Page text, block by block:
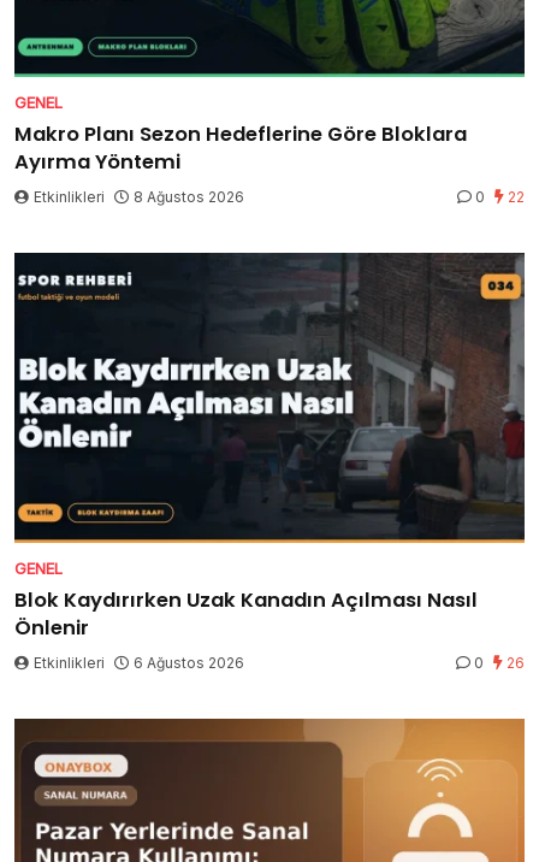
GENEL
Makro Planı Sezon Hedeflerine Göre Bloklara
Ayırma Yöntemi
Etkinlikleri 8 Ağustos 2026 0 22
GENEL
Blok Kaydırırken Uzak Kanadın Açılması Nasıl
Önlenir
Etkinlikleri 6 Ağustos 2026 0 26